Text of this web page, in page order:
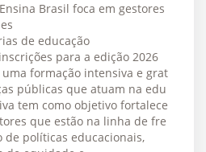
Brasil foca em gestores
de educação
para a edição 2026
formação intensiva e grat
públicas que atuam na edu
tem como objetivo fortalece
que estão na linha de fre
políticas educacionais,